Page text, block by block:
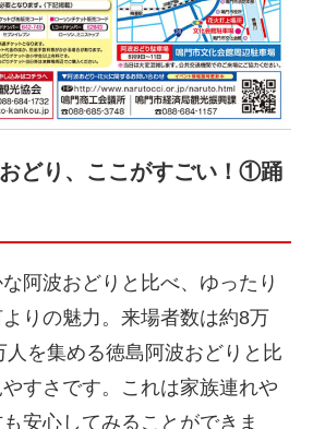
どり、ここがすごい！①踊
阿波おどりと比べ、ゆったり
りの魅力。来場者数は約8万
人を集める徳島阿波おどりと比
すさです。これは家族連れや
安心してみることができま